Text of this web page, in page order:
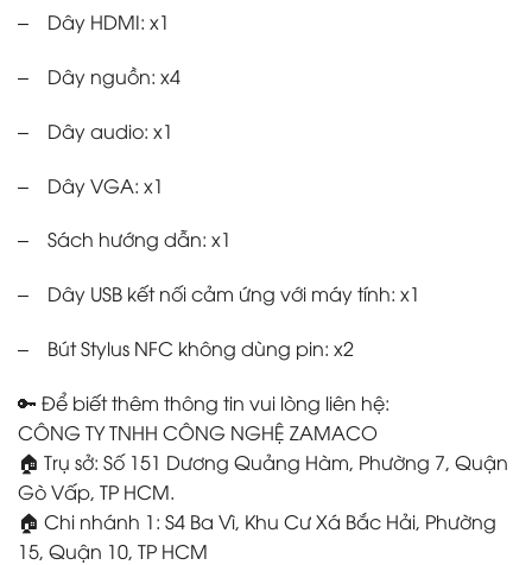
– Dây HDMI: x1
– Dây nguồn: x4
– Dây audio: x1
– Dây VGA: x1
– Sách hướng dẫn: x1
– Dây USB kết nối cảm ứng với máy tính: x1
– Bút Stylus NFC không dùng pin: x2
🔑 Để biết thêm thông tin vui lòng liên hệ:
CÔNG TY TNHH CÔNG NGHỆ ZAMACO
🏠 Trụ sở: Số 151 Dương Quảng Hàm, Phường 7, Quận
Gò Vấp, TP HCM.
🏠 Chi nhánh 1: S4 Ba Vì, Khu Cư Xá Bắc Hải, Phường
15, Quận 10, TP HCM